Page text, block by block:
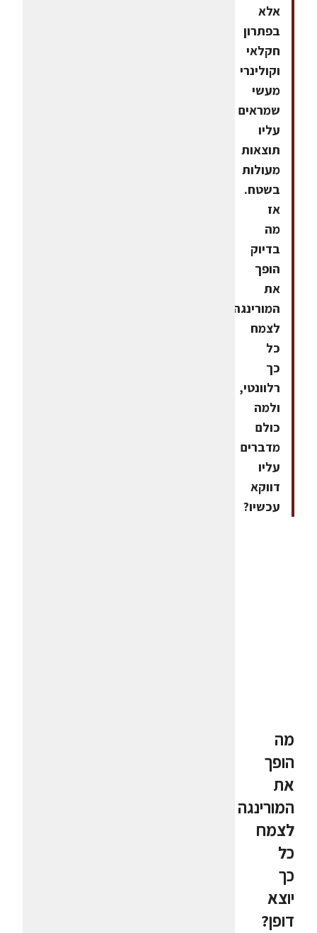
אלא
בפתרון
חקלאי
וקולינרי
מעשי
שמראים
עליו
תוצאות
מעולות
בשטח.
אז
מה
בדיוק
הופך
את
המורינגה
לצמח
כל
כך
רלוונטי,
ולמה
כולם
מדברים
עליו
דווקא
עכשיו?
מה
הופך
את
המורינגה
לצמח
כל
כך
יוצא
דופן?